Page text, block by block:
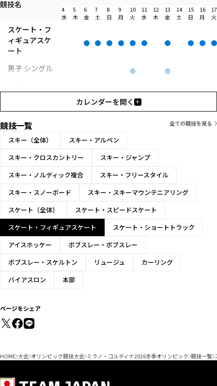
競技名 4 5 6 7 8 9 10 11 12 13 14 15 16
17
水
木 金 土 日 月 火 水 木 金 土 日 月 火
スケート・フ
ィギュアスケ
ート
男子 シングル
アイスダンス
団体
カレンダーを開く
競技一覧 全ての競技を見る
スキー（全体）
スキー・アルペン
スキー・クロスカントリー
スキー・ジャンプ
スキー・ノルディック複合
スキー・フリースタイル
スキー・スノーボード
スキー・スキーマウンテニアリング
スケート（全体）
スケート・スピードスケート
スケート・フィギュアスケート
スケート・ショートトラック
アイスホッケー
ボブスレー・ボブスレー
ボブスレー・スケルトン
リュージュ
カーリング
バイアスロン
本部
ページをシェア
HOME 大会 オリンピック競技大会 ミラノ・コルティナ2026冬季オリンピック 競技一覧